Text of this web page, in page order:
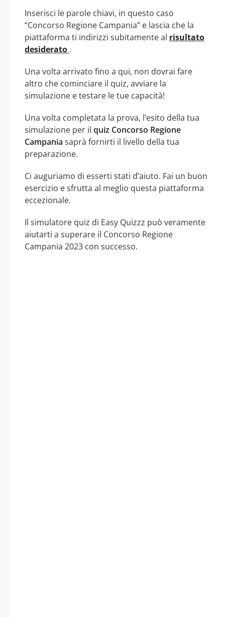
Inserisci le parole chiavi, in questo caso
“Concorso Regione Campania” e lascia che la
piattaforma ti indirizzi subitamente al risultato
desiderato .
Una volta arrivato fino a qui, non dovrai fare
altro che cominciare il quiz, avviare la
simulazione e testare le tue capacità!
Una volta completata la prova, l’esito della tua
simulazione per il quiz Concorso Regione
Campania saprà fornirti il livello della tua
preparazione.
Ci auguriamo di esserti stati d’aiuto. Fai un buon
esercizio e sfrutta al meglio questa piattaforma
eccezionale.
Il simulatore quiz di Easy Quizzz può veramente
aiutarti a superare il Concorso Regione
Campania 2023 con successo.